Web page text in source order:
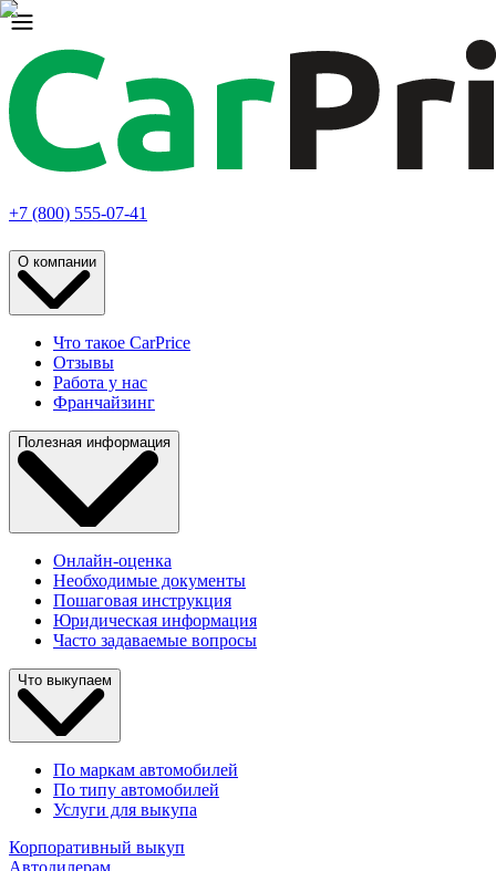
+7 (800) 555-07-41
О компании
Что такое CarPrice
Отзывы
Работа у нас
Франчайзинг
Полезная информация
Онлайн-оценка
Необходимые документы
Пошаговая инструкция
Юридическая информация
Часто задаваемые вопросы
Что выкупаем
По маркам автомобилей
По типу автомобилей
Услуги для выкупа
Корпоративный выкуп
Автодилерам